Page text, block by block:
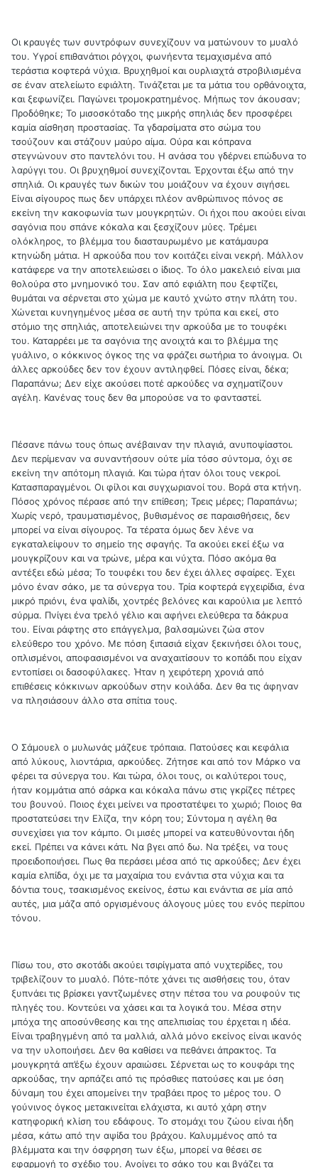
Οι κραυγές των συντρόφων συνεχίζουν να ματώνουν το μυαλό
του. Υγροί επιθανάτιοι ρόγχοι, φωνήεντα τεμαχισμένα από
τεράστια κοφτερά νύχια. Βρυχηθμοί και ουρλιαχτά στροβιλισμένα
σε έναν ατελείωτο εφιάλτη. Τινάζεται με τα μάτια του ορθάνοιχτα,
και ξεφωνίζει. Παγώνει τρομοκρατημένος. Μήπως τον άκουσαν;
Προδόθηκε; Το μισοσκόταδο της μικρής σπηλιάς δεν προσφέρει
καμία αίσθηση προστασίας. Τα γδαρσίματα στο σώμα του
τσούζουν και στάζουν μαύρο αίμα. Ούρα και κόπρανα
στεγνώνουν στο παντελόνι του. Η ανάσα του γδέρνει επώδυνα το
λαρύγγι του. Οι βρυχηθμοί συνεχίζονται. Έρχονται έξω από την
σπηλιά. Οι κραυγές των δικών του μοιάζουν να έχουν σιγήσει.
Είναι σίγουρος πως δεν υπάρχει πλέον ανθρώπινος πόνος σε
εκείνη την κακοφωνία των μουγκρητών. Οι ήχοι που ακούει είναι
σαγόνια που σπάνε κόκαλα και ξεσχίζουν μύες. Τρέμει
ολόκληρος, το βλέμμα του διασταυρωμένο με κατάμαυρα
κτηνώδη μάτια. Η αρκούδα που τον κοιτάζει είναι νεκρή. Μάλλον
κατάφερε να την αποτελειώσει ο ίδιος. Το όλο μακελειό είναι μια
θολούρα στο μνημονικό του. Σαν από εφιάλτη που ξεφτίζει,
θυμάται να σέρνεται στο χώμα με καυτό χνώτο στην πλάτη του.
Χώνεται κυνηγημένος μέσα σε αυτή την τρύπα και εκεί, στο
στόμιο της σπηλιάς, αποτελειώνει την αρκούδα με το τουφέκι
του. Καταρρέει με τα σαγόνια της ανοιχτά και το βλέμμα της
γυάλινο, ο κόκκινος όγκος της να φράζει σωτήρια το άνοιγμα. Οι
άλλες αρκούδες δεν τον έχουν αντιληφθεί. Πόσες είναι, δέκα;
Παραπάνω; Δεν είχε ακούσει ποτέ αρκούδες να σχηματίζουν
αγέλη. Κανένας τους δεν θα μπορούσε να το φανταστεί.
Πέσανε πάνω τους όπως ανέβαιναν την πλαγιά, ανυποψίαστοι.
Δεν περίμεναν να συναντήσουν ούτε μία τόσο σύντομα, όχι σε
εκείνη την απότομη πλαγιά. Και τώρα ήταν όλοι τους νεκροί.
Κατασπαραγμένοι. Οι φίλοι και συγχωριανοί του. Βορά στα κτήνη.
Πόσος χρόνος πέρασε από την επίθεση; Τρεις μέρες; Παραπάνω;
Χωρίς νερό, τραυματισμένος, βυθισμένος σε παραισθήσεις, δεν
μπορεί να είναι σίγουρος. Τα τέρατα όμως δεν λένε να
εγκαταλείψουν το σημείο της σφαγής. Τα ακούει εκεί έξω να
μουγκρίζουν και να τρώνε, μέρα και νύχτα. Πόσο ακόμα θα
αντέξει εδώ μέσα; Το τουφέκι του δεν έχει άλλες σφαίρες. Έχει
μόνο έναν σάκο, με τα σύνεργα του. Τρία κοφτερά εγχειρίδια, ένα
μικρό πριόνι, ένα ψαλίδι, χοντρές βελόνες και καρούλια με λεπτό
σύρμα. Πνίγει ένα τρελό γέλιο και αφήνει ελεύθερα τα δάκρυα
του. Είναι ράφτης στο επάγγελμα, βαλσαμώνει ζώα στον
ελεύθερο του χρόνο. Με πόση ξιπασιά είχαν ξεκινήσει όλοι τους,
οπλισμένοι, αποφασισμένοι να αναχαιτίσουν το κοπάδι που είχαν
εντοπίσει οι δασοφύλακες. Ήταν η χειρότερη χρονιά από
επιθέσεις κόκκινων αρκούδων στην κοιλάδα. Δεν θα τις άφηναν
να πλησιάσουν άλλο στα σπίτια τους.
Ο Σάμουελ ο μυλωνάς μάζευε τρόπαια. Πατούσες και κεφάλια
από λύκους, λιοντάρια, αρκούδες. Ζήτησε και από τον Μάρκο να
φέρει τα σύνεργα του. Και τώρα, όλοι τους, οι καλύτεροι τους,
ήταν κομμάτια από σάρκα και κόκαλα πάνω στις γκρίζες πέτρες
του βουνού. Ποιος έχει μείνει να προστατέψει το χωριό; Ποιος θα
προστατεύσει την Ελίζα, την κόρη του; Σύντομα η αγέλη θα
συνεχίσει για τον κάμπο. Οι μισές μπορεί να κατευθύνονται ήδη
εκεί. Πρέπει να κάνει κάτι. Να βγει από δω. Να τρέξει, να τους
προειδοποιήσει. Πως θα περάσει μέσα από τις αρκούδες; Δεν έχει
καμία ελπίδα, όχι με τα μαχαίρια του ενάντια στα νύχια και τα
δόντια τους, τσακισμένος εκείνος, έστω και ενάντια σε μία από
αυτές, μια μάζα από οργισμένους άλογους μύες του ενός περίπου
τόνου.
Πίσω του, στο σκοτάδι ακούει τσιρίγματα από νυχτερίδες, του
τριβελίζουν το μυαλό. Πότε-πότε χάνει τις αισθήσεις του, όταν
ξυπνάει τις βρίσκει γαντζωμένες στην πέτσα του να ρουφούν τις
πληγές του. Κοντεύει να χάσει και τα λογικά του. Μέσα στην
μπόχα της αποσύνθεσης και της απελπισίας του έρχεται η ιδέα.
Είναι τραβηγμένη από τα μαλλιά, αλλά μόνο εκείνος είναι ικανός
να την υλοποιήσει. Δεν θα καθίσει να πεθάνει άπρακτος. Τα
μουγκρητά απ’έξω έχουν αραιώσει. Σέρνεται ως το κουφάρι της
αρκούδας, την αρπάζει από τις πρόσθιες πατούσες και με όση
δύναμη του έχει απομείνει την τραβάει προς το μέρος του. Ο
γούνινος όγκος μετακινείται ελάχιστα, κι αυτό χάρη στην
κατηφορική κλίση του εδάφους. Το στομάχι του ζώου είναι ήδη
μέσα, κάτω από την αψίδα του βράχου. Καλυμμένος από τα
βλέμματα και την όσφρηση των έξω, μπορεί να θέσει σε
εφαρμογή το σχέδιο του. Ανοίγει το σάκο του και βγάζει τα